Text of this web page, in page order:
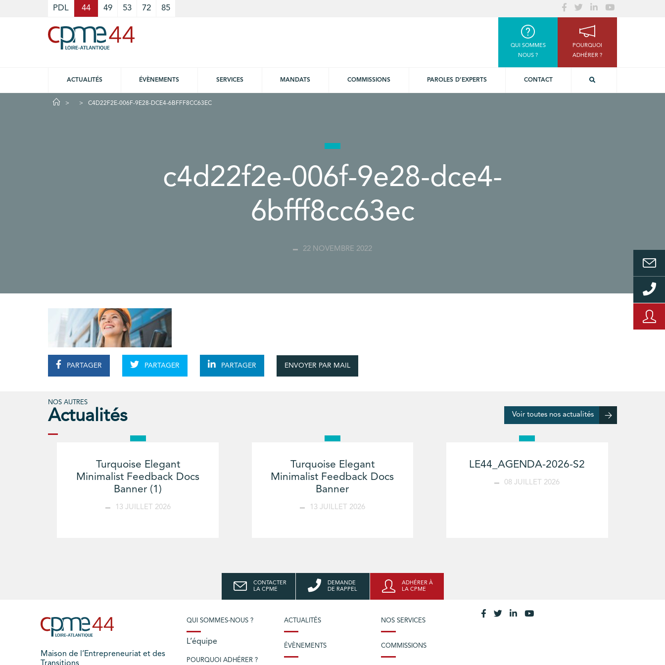
PDL 44 49 53 72 85
QUI SOMMES
NOUS ?
POURQUOI
ADHÉRER ?
ACTUALITÉS ÉVÈNEMENTS SERVICES MANDATS COMMISSIONS PAROLES D’EXPERTS CONTACT
C4D22F2E-006F-9E28-DCE4-6BFFF8CC63EC
c4d22f2e-006f-9e28-dce4-
6bfff8cc63ec
22 NOVEMBRE 2022
PARTAGER PARTAGER PARTAGER ENVOYER PAR MAIL
NOS AUTRES
Actualités Voir toutes nos actualités
Turquoise Elegant
Minimalist Feedback Docs
Banner (1)
13 JUILLET 2026
Turquoise Elegant
Minimalist Feedback Docs
Banner
13 JUILLET 2026
LE44_AGENDA-2026-S2
08 JUILLET 2026
CONTACTER
LA CPME
DEMANDE
DE RAPPEL
ADHÉRER À
LA CPME
Maison de l’Entrepreneuriat et des
Transitions
QUI SOMMES-NOUS ?
L’équipe
POURQUOI ADHÉRER ?
ACTUALITÉS
ÉVÈNEMENTS
NOS SERVICES
COMMISSIONS
Cookies management panel